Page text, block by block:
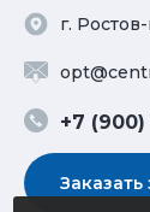
г.
+7 (900)
Заказать